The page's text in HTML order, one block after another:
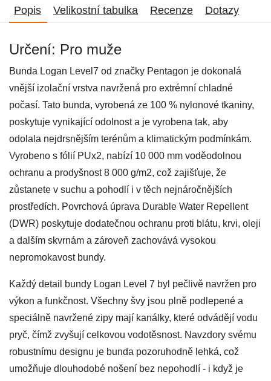
Popis Velikostní tabulka Recenze Dotazy
Určení: Pro muže
Bunda Logan Level7 od značky Pentagon je dokonalá
vnější izolační vrstva navržená pro extrémní chladné
počasí. Tato bunda, vyrobená ze 100 % nylonové tkaniny,
poskytuje vynikající odolnost a je vyrobena tak, aby
odolala nejdrsnějším terénům a klimatickým podmínkám.
Vyrobeno s fólií PUx2, nabízí 10 000 mm voděodolnou
ochranu a prodyšnost 8 000 g/m2, což zajišťuje, že
zůstanete v suchu a pohodlí i v těch nejnáročnějších
prostředích. Povrchová úprava Durable Water Repellent
(DWR) poskytuje dodatečnou ochranu proti blátu, krvi, oleji
a dalším skvrnám a zároveň zachovává vysokou
nepromokavost bundy.
Každý detail bundy Logan Level 7 byl pečlivě navržen pro
výkon a funkčnost. Všechny švy jsou plně podlepené a
speciálně navržené zipy mají kanálky, které odvádějí vodu
pryč, čímž zvyšují celkovou vodotěsnost. Navzdory svému
robustnímu designu je bunda pozoruhodně lehká, což
umožňuje dlouhodobé nošení bez nepohodlí - i když je